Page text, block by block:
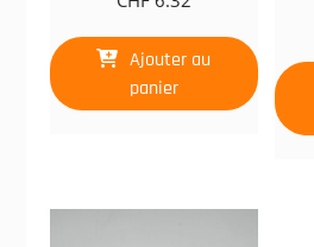
Ajouter au
panier